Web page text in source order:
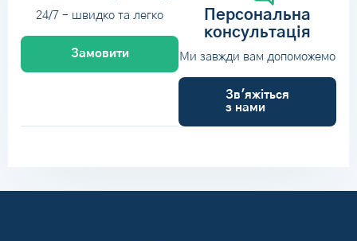
24/7 – швидко та легко
Замовити
Персональна
консультація
Ми завжди вам допоможемо
Зв'яжіться
з нами